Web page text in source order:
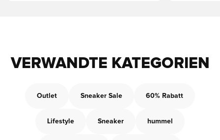
VERWANDTE KATEGORIEN
Outlet Sneaker Sale 60% Rabatt
Lifestyle Sneaker hummel